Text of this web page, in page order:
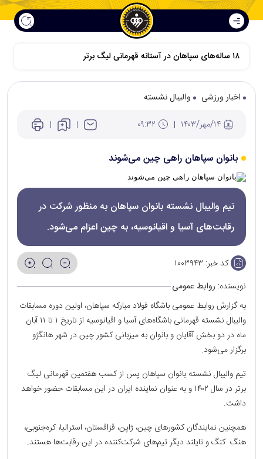
۱۸ ساله‌های سپاهان در آستانه قهرمانی لیگ برتر
اخبار ورزشی
والیبال نشسته
بانوان سپاهان راهی چین می‌شوند
تیم والیبال نشسته بانوان سپاهان به منظور شرکت در
رقابت‌های آسیا و اقیانوسیه، به چین اعزام می‌شود.
کد خبر: ۱۰۰۳۹۴۳
نویسنده: روابط عمومی
به گزارش روابط عمومی باشگاه فولاد مبارکه سپاهان، اولین دوره مسابقات
والیبال نشسته قهرمانی باشگاه‌های آسیا و اقیانوسیه از تاریخ ۱ تا ۱۱ آبان
ماه در دو بخش آقایان و بانوان به میزبانی کشور چین در شهر هانگژو
برگزار می‌شود.
تیم والیبال نشسته بانوان سپاهان پس از کسب هفتمین قهرمانی لیگ
برتر در سال ۱۴۰۲ و به عنوان نماینده ایران در این مسابقات حضور خواهد
داشت.
همچنین نمایندگان کشورهای چین، ژاپن، قزاقستان، استرالیا، کره‌جنوبی،
هنگ کنگ و تایلند دیگر تیم‌های شرکت‌کننده در این رقابت‌ها هستند.